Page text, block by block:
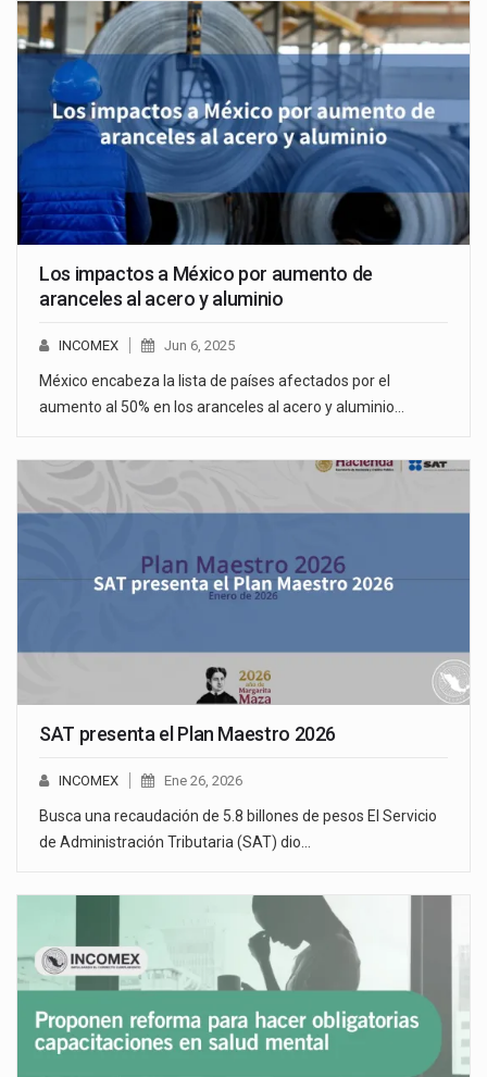
Los impactos a México por aumento de
aranceles al acero y aluminio
INCOMEX Jun 6, 2025
México encabeza la lista de países afectados por el
aumento al 50% en los aranceles al acero y aluminio…
SAT presenta el Plan Maestro 2026
INCOMEX Ene 26, 2026
Busca una recaudación de 5.8 billones de pesos El Servicio
de Administración Tributaria (SAT) dio…